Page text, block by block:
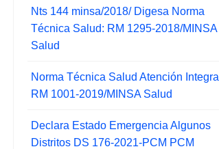
Nts 144 minsa/2018/ Digesa Norma
Técnica Salud: RM 1295-2018/MINSA
Salud
Norma Técnica Salud Atención Integral
RM 1001-2019/MINSA Salud
Declara Estado Emergencia Algunos
Distritos DS 176-2021-PCM PCM